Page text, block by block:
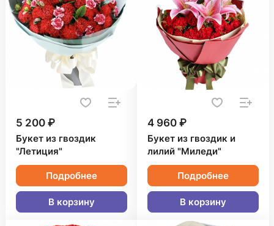
5 200 ₽
Букет из гвоздик
"Летиция"
Подробнее
В корзину
4 960 ₽
Букет из гвоздик и
лилий "Миледи"
Подробнее
В корзину